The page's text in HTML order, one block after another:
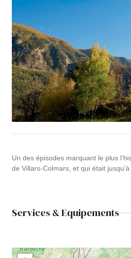
Un des épisodes marquant le plus
de Villars-Colmars, et qui était
Services & Equipements